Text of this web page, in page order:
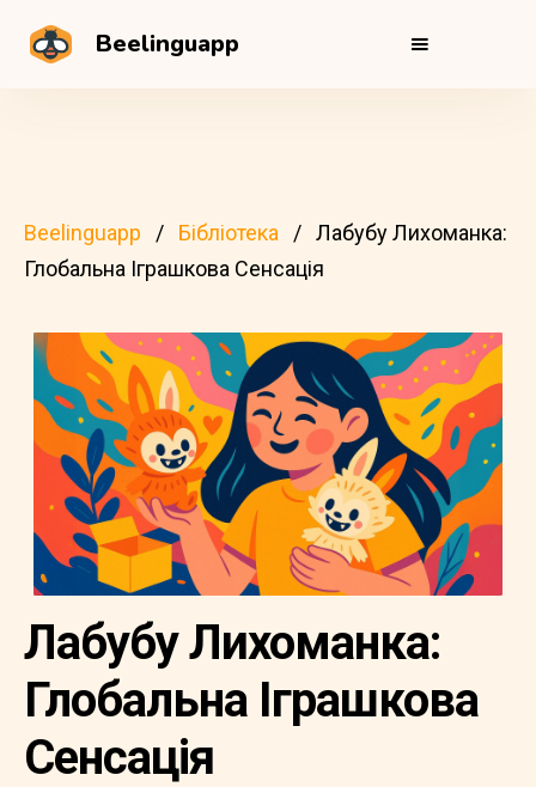
Beelinguapp
Beelinguapp Бібліотека
Лабубу Лихоманка:
Глобальна Іграшкова Сенсація
Лабубу Лихоманка:
Глобальна Іграшкова
Сенсація